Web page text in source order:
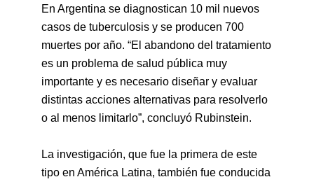
En Argentina se diagnostican 10 mil nuevos
casos de tuberculosis y se producen 700
muertes por año. “El abandono del tratamiento
es un problema de salud pública muy
importante y es necesario diseñar y evaluar
distintas acciones alternativas para resolverlo
o al menos limitarlo”, concluyó Rubinstein.
La investigación, que fue la primera de este
tipo en América Latina, también fue conducida